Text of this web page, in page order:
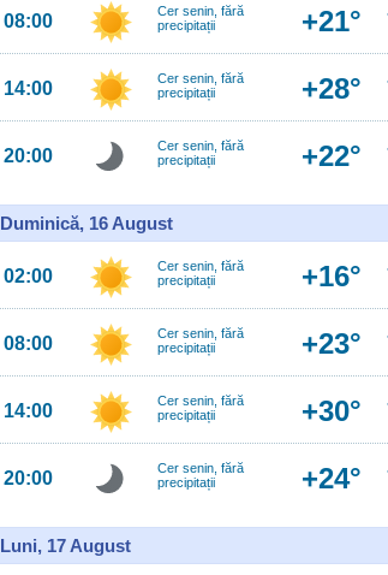
08:00
Cer senin, fără
precipitații
+21°
14:00
Cer senin, fără
precipitații
+28°
20:00
Cer senin, fără
precipitații
+22°
Duminică, 16 August
02:00
Cer senin, fără
precipitații
+16°
08:00
Cer senin, fără
precipitații
+23°
14:00
Cer senin, fără
precipitații
+30°
20:00
Cer senin, fără
precipitații
+24°
Luni, 17 August